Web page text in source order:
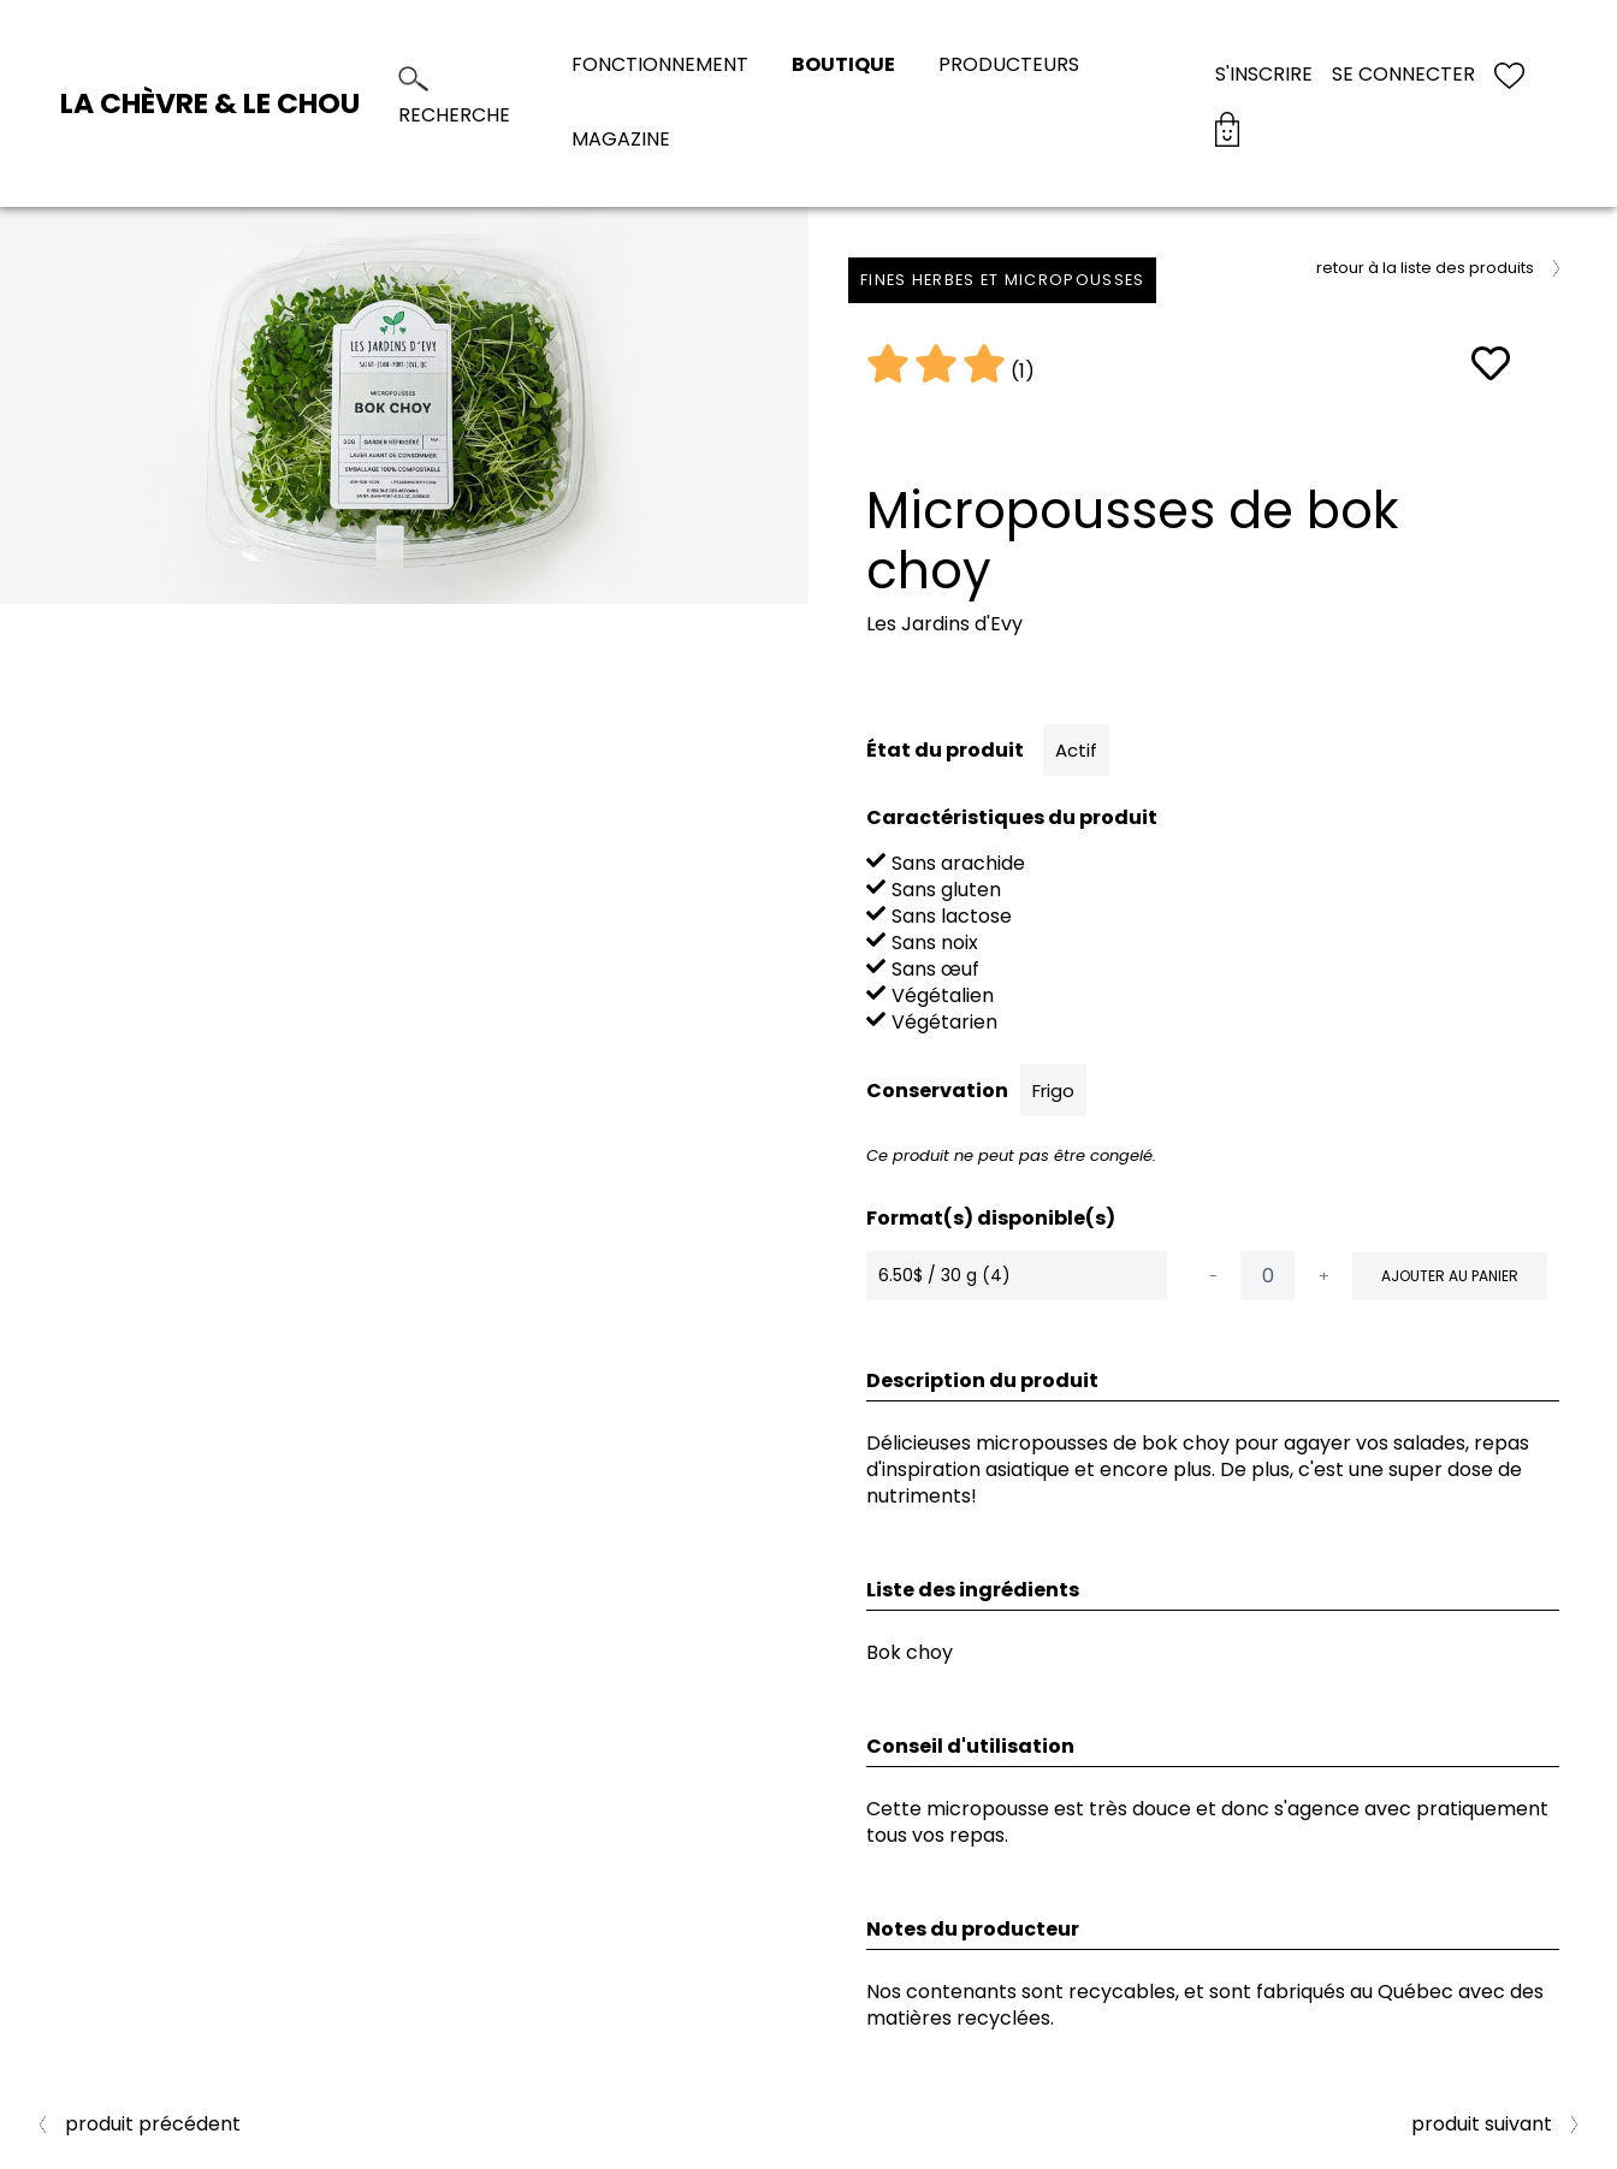
LA CHÈVRE & LE CHOU RECHERCHE
FONCTIONNEMENT BOUTIQUE PRODUCTEURS
MAGAZINE
S'INSCRIRE SE CONNECTER
FINES HERBES ET MICROPOUSSES
retour à la liste des produits
(1)
Micropousses de bok
choy
Les Jardins d'Evy
État du produit Actif
Caractéristiques du produit
Sans arachide
Sans gluten
Sans lactose
Sans noix
Sans œuf
Végétalien
Végétarien
Conservation Frigo
Ce produit ne peut pas être congelé.
Format(s) disponible(s)
6.50$ / 30 g (4) - + AJOUTER AU PANIER
Description du produit
Délicieuses micropousses de bok choy pour agayer vos salades, repas
d'inspiration asiatique et encore plus. De plus, c'est une super dose de
nutriments!
Liste des ingrédients
Bok choy
Conseil d'utilisation
Cette micropousse est très douce et donc s'agence avec pratiquement
tous vos repas.
Notes du producteur
Nos contenants sont recycables, et sont fabriqués au Québec avec des
matières recyclées.
produit précédent produit suivant